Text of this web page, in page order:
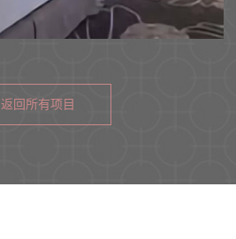
返回所有项目